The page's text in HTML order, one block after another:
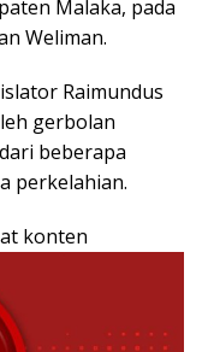
Malaka, pada
Weliman.
Raimundus
gerbolan
beberapa
perkelahian.
konten